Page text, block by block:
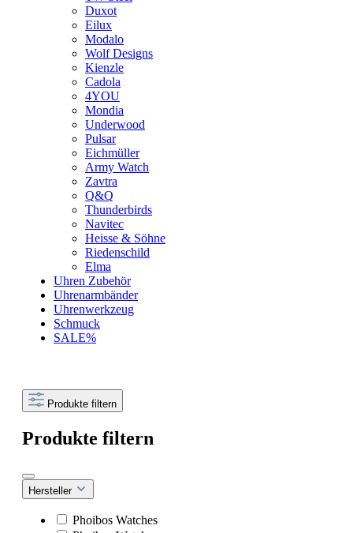
Duxot
Eilux
Modalo
Wolf Designs
Kienzle
Cadola
4YOU
Mondia
Underwood
Pulsar
Eichmüller
Army Watch
Zavtra
Q&Q
Thunderbirds
Navitec
Heisse & Söhne
Riedenschild
Elma
Uhren Zubehör
Uhrenarmbänder
Uhrenwerkzeug
Schmuck
SALE%
Produkte filtern
Produkte filtern
Hersteller
Phoibos Watches